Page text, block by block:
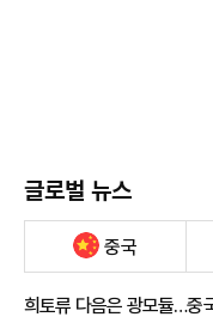
글로벌 뉴스
중국
희토류 다음은 광모듈…중